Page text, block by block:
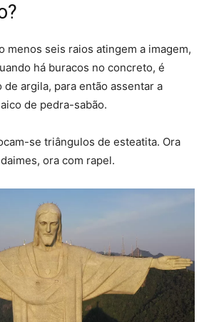
menos seis raios atingem a imagem,
há buracos no concreto, é
argila, para então assentar a
de pedra-sabão.
se triângulos de esteatita. Ora
ora com rapel.